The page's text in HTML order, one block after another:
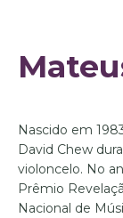
Nascido em
David Chew
violoncelo. No
Prêmio
Nacional de